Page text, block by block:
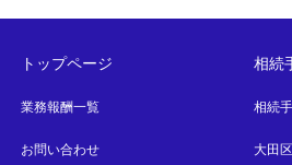
トップページ
業務報酬一覧
お問い合わせ
相続
相続
大田